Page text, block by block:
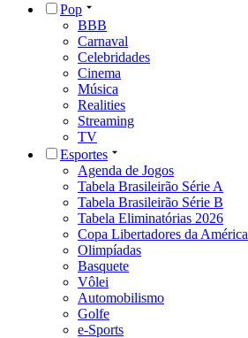
Pop
BBB
Carnaval
Celebridades
Cinema
Música
Realities
Streaming
TV
Esportes
Agenda de Jogos
Tabela Brasileirão Série A
Tabela Brasileirão Série B
Tabela Eliminatórias 2026
Copa Libertadores da América
Olimpíadas
Basquete
Vôlei
Automobilismo
Golfe
e-Sports